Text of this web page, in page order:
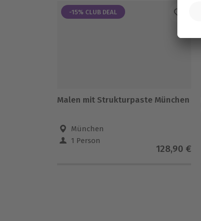
-15% CLUB DEAL
Malen mit Strukturpaste München
München
1 Person
128,90 €